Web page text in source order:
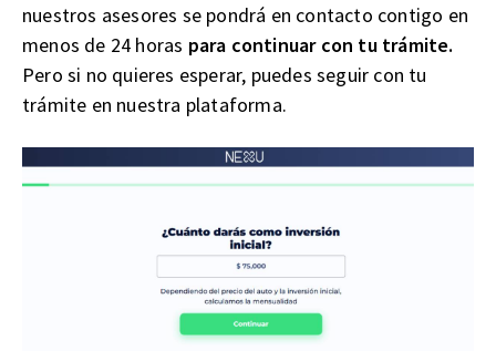
nuestros asesores se pondrá en contacto contigo en
menos de 24 horas para continuar con tu trámite.
Pero si no quieres esperar, puedes seguir con tu
trámite en nuestra plataforma.